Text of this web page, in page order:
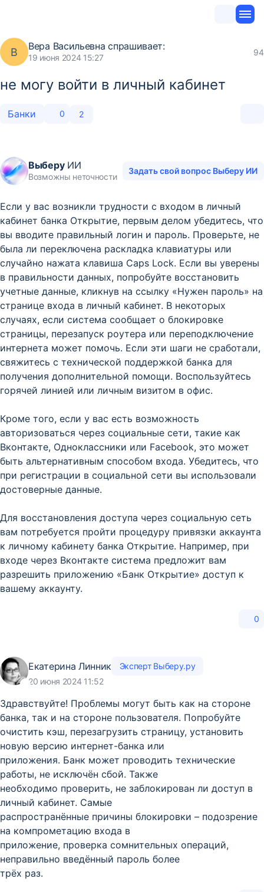
В Вера Васильевна спрашивает:
19 июня 2024 15:27
94
не могу войти в личный кабинет
Банки 0 2
ВыберуИИ
Возможны неточности
Задать свой вопрос Выберу ИИ
Если у вас возникли трудности с входом в личный
кабинет банка Открытие, первым делом убедитесь, что
вы вводите правильный логин и пароль. Проверьте, не
была ли переключена раскладка клавиатуры или
случайно нажата клавиша Caps Lock. Если вы уверены
в правильности данных, попробуйте восстановить
учетные данные, кликнув на ссылку «Нужен пароль» на
странице входа в личный кабинет. В некоторых
случаях, если система сообщает о блокировке
страницы, перезапуск роутера или переподключение
интернета может помочь. Если эти шаги не сработали,
свяжитесь с технической поддержкой банка для
получения дополнительной помощи. Воспользуйтесь
горячей линией или личным визитом в офис.
Кроме того, если у вас есть возможность
авторизоваться через социальные сети, такие как
Вконтакте, Одноклассники или Facebook, это может
быть альтернативным способом входа. Убедитесь, что
при регистрации в социальной сети вы использовали
достоверные данные.
Для восстановления доступа через социальную сеть
вам потребуется пройти процедуру привязки аккаунта
к личному кабинету банка Открытие. Например, при
входе через Вконтакте система предложит вам
разрешить приложению «Банк Открытие» доступ к
вашему аккаунту.
0
Екатерина Линник
Эксперт Выберу.ру
20 июня 2024 11:52
Здравствуйте! Проблемы могут быть как на стороне
банка, так и на стороне пользователя. Попробуйте
очистить кэш, перезагрузить страницу, установить
новую версию интернет-банка или
приложения. Банк может проводить технические
работы, не исключён сбой. Также
необходимо проверить, не заблокирован ли доступ в
личный кабинет. Самые
распространённые причины блокировки – подозрение
на компрометацию входа в
приложение, проверка сомнительных операций,
неправильно введённый пароль более
трёх раз.